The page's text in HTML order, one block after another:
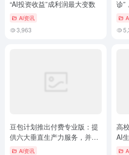
“AI投资收益”成利润最大变数
AI资讯
3,963
诊”
豆包计划推出付费专业版：提
供六大垂直生产力服务，并澄
清“降质促费”传闻
AI资讯
高
AI
保